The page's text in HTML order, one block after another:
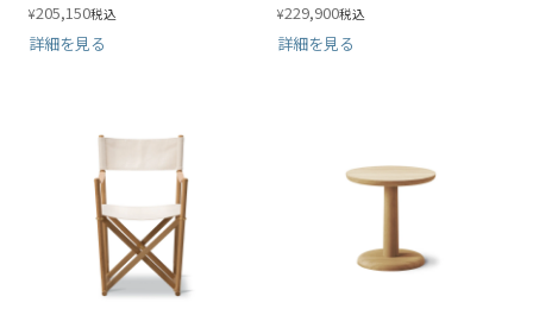
¥205,150税込
詳細を見る
¥229,900税込
詳細を見る